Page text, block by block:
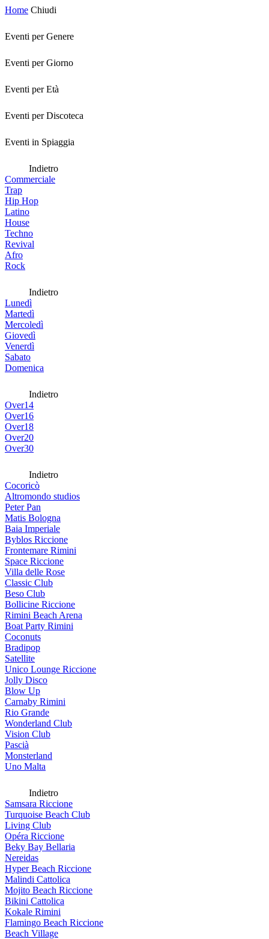
Home Chiudi
Eventi per Genere
Eventi per Giorno
Eventi per Età
Eventi per Discoteca
Eventi in Spiaggia
Indietro
Commerciale
Trap
Hip Hop
Latino
House
Techno
Revival
Afro
Rock
Indietro
Lunedì
Martedì
Mercoledì
Giovedì
Venerdì
Sabato
Domenica
Indietro
Over14
Over16
Over18
Over20
Over30
Indietro
Cocoricò
Altromondo studios
Peter Pan
Matis Bologna
Baia Imperiale
Byblos Riccione
Frontemare Rimini
Space Riccione
Villa delle Rose
Classic Club
Beso Club
Bollicine Riccione
Rimini Beach Arena
Boat Party Rimini
Coconuts
Bradipop
Satellite
Unico Lounge Riccione
Jolly Disco
Blow Up
Carnaby Rimini
Rio Grande
Wonderland Club
Vision Club
Pascià
Monsterland
Uno Malta
Indietro
Samsara Riccione
Turquoise Beach Club
Living Club
Opéra Riccione
Beky Bay Bellaria
Nereidas
Hyper Beach Riccione
Malindi Cattolica
Mojito Beach Riccione
Bikini Cattolica
Kokale Rimini
Flamingo Beach Riccione
Beach Village